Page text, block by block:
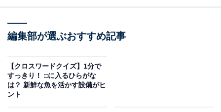
次ページ 正解を見る
編集部が選ぶおすすめ記事
【クロスワードクイズ】1分で
すっきり！ □に入るひらがな
は？ 新鮮な魚を活かす設備がヒ
ント